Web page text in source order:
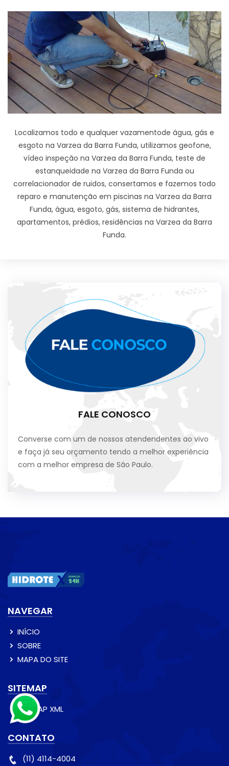
Localizamos todo e qualquer vazamentode água, gás e
esgoto na Varzea da Barra Funda, utilizamos geofone,
vídeo inspeção na Varzea da Barra Funda, teste de
estanqueidade na Varzea da Barra Funda ou
correlacionador de ruidos, consertamos e fazemos todo
reparo e manutenção em piscinas na Varzea da Barra
Funda, água, esgoto, gás, sistema de hidrantes,
apartamentos, prédios, residências na Varzea da Barra
Funda.
FALE CONOSCO
Converse com um de nossos atendendentes ao vivo
e faça já seu orçamento tendo a melhor experiência
com a melhor empresa de São Paulo.
NAVEGAR
INÍCIO
SOBRE
MAPA DO SITE
SITEMAP
SITEMAP XML
CONTATO
(11) 4114-4004